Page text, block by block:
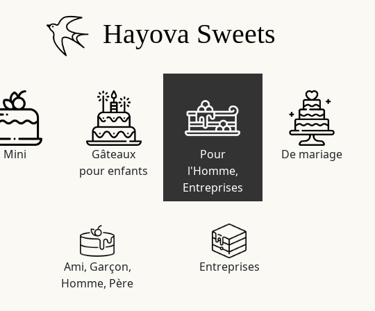
Hayova Sweets
Mini
Gâteaux
pour enfants
Pour
l'Homme,
Entreprises
De mariage
Ami, Garçon,
Homme, Père
Entreprises